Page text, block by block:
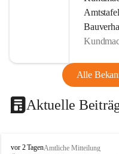
Alle
Aktuelle
B
vor 2 TagenAmtliche Mitteilung